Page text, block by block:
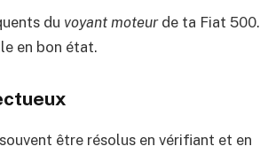
du voyant moteurde ta Fiat 500.
en bon état.
être résolus en vérifiant et en